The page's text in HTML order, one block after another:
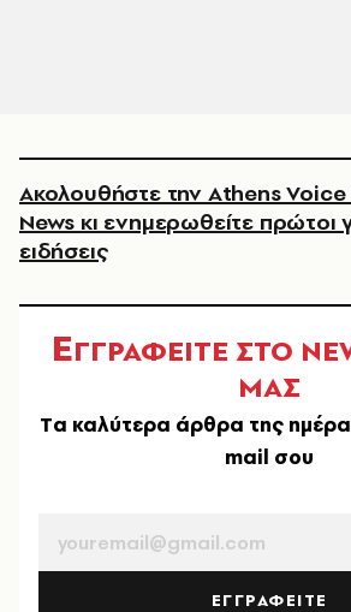
Ακολουθήστε την Athens
News κι ενημερωθείτε πρώτοι
ειδήσεις
ΕΓΓΡΑΦΕΙΤΕ ΣΤΟ
ΜΑΣ
Tα καλύτερα άρθρα της
mail σου
ΕΓΓΡΑΦΕΙΤΕ